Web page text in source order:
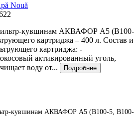
Nouă
кувшинам АКВАФОР A5 (B100-
картриджа – 400 л. Состав и
картриджа: -
активированный уголь,
воду от...
Подробнее
кувшинам АКВАФОР A5 (B100-5, B100-